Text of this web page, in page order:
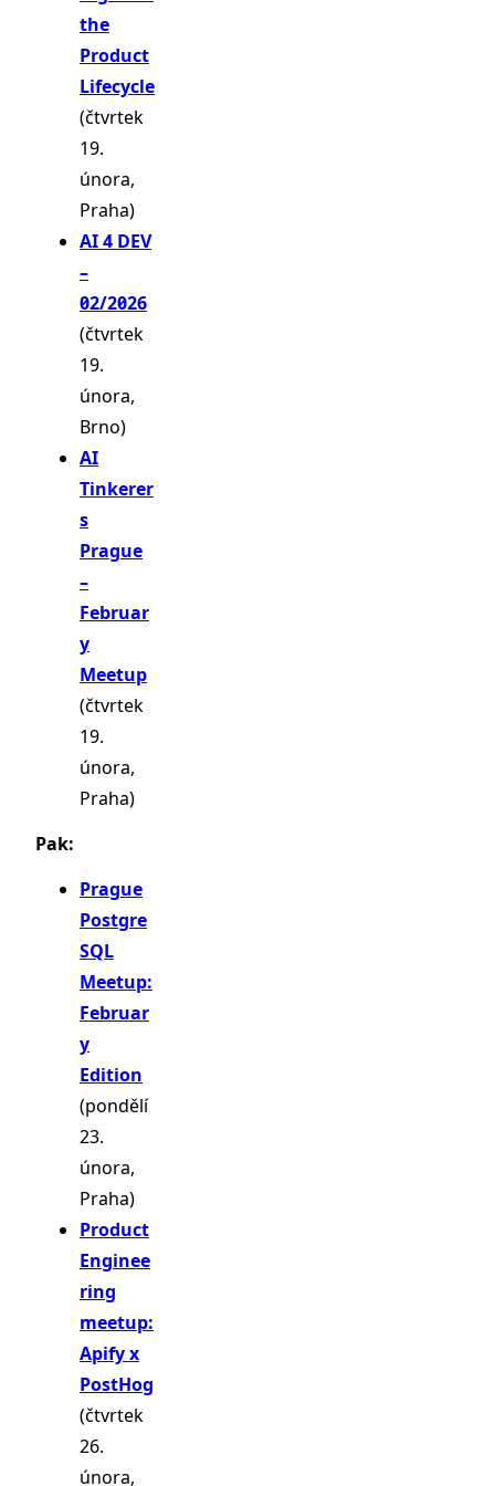
the
Product
Lifecycle
(čtvrtek
19.
února,
Praha)
AI 4 DEV
–
02/2026
(čtvrtek
19.
února,
Brno)
AI
Tinkerer
s
Prague
–
Februar
y
Meetup
(čtvrtek
19.
února,
Praha)
Pak:
Prague
Postgre
SQL
Meetup:
Februar
y
Edition
(pondělí
23.
února,
Praha)
Product
Enginee
ring
meetup:
Apify x
PostHog
(čtvrtek
26.
února,